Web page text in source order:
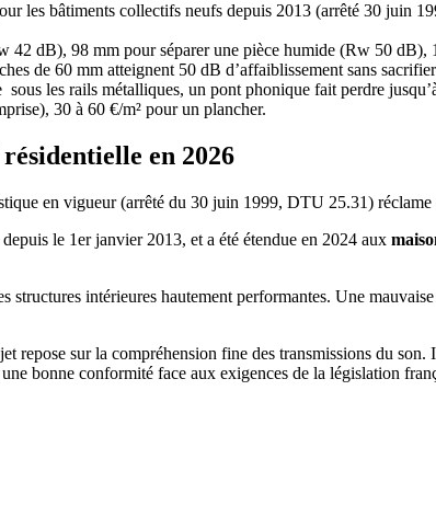
les bâtiments collectifs neufs depuis 2013 (arrêté 30 juin
42 dB), 98 mm pour séparer une pièce humide (Rw 50
de 60 mm atteignent 50 dB d’affaiblissement sans
les rails métalliques, un pont phonique fait perdre
30 à 60 €/m² pour un plancher.
en 2026
en vigueur (arrêté du 30 juin 1999, DTU 25.31) réclame
depuis le 1er janvier 2013, et a été étendue en 2024 aux
structures intérieures hautement performantes. Une
repose sur la compréhension fine des transmissions du
bonne conformité face aux exigences de la législation